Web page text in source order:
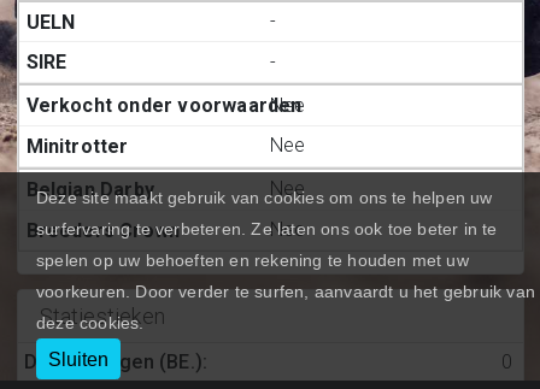
-
-
Nee
Nee
Nee
Nee
Statiestieken
Deelnemingen (BE.): 0
Deze site maakt gebruik van cookies om ons te helpen uw
surfervaring te verbeteren. Ze laten ons ook toe beter in te
spelen op uw behoeften en rekening te houden met uw
voorkeuren. Door verder te surfen, aanvaardt u het gebruik van
deze cookies.
Sluiten